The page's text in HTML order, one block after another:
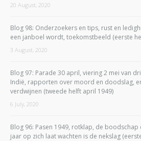
20 August, 2020
Blog 98: Onderzoekers en tips, rust en
een janboel wordt, toekomstbeeld (eerste
3 August, 2020
Blog 97: Parade 30 april, viering 2 mei van
Indië, rapporten over moord en doodslag,
verdwijnen (tweede helft april 1949)
6 July, 2020
Blog 96: Pasen 1949, rotklap, de
jaar op zich laat wachten is de nekslag